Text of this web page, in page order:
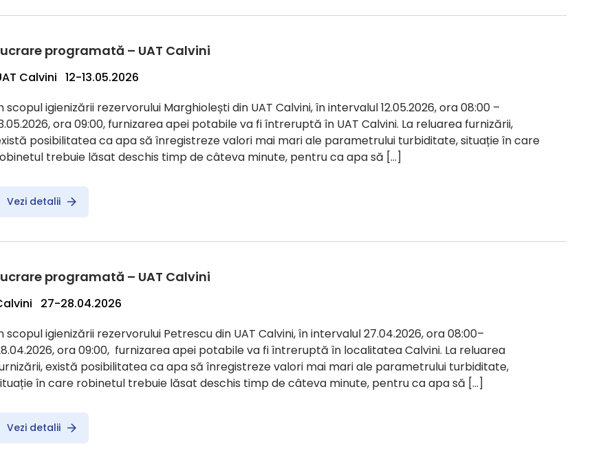
programată – UAT Calvini
Calvini 12-13.05.2026
scopul igienizării rezervorului Marghiolești din UAT Calvini, în intervalul 12.05.2026, ora 08:00 –
ora 09:00, furnizarea apei potabile va fi întreruptă în UAT Calvini. La reluarea furnizării,
posibilitatea ca apa să înregistreze valori mai mari ale parametrului turbiditate, situație în care
trebuie lăsat deschis timp de câteva minute, pentru ca apa să […]
Vezi detalii
programată – UAT Calvini
27-28.04.2026
scopul igienizării rezervorului Petrescu din UAT Calvini, în intervalul 27.04.2026, ora 08:00–
ora 09:00, furnizarea apei potabile va fi întreruptă în localitatea Calvini. La reluarea
există posibilitatea ca apa să înregistreze valori mai mari ale parametrului turbiditate,
în care robinetul trebuie lăsat deschis timp de câteva minute, pentru ca apa să […]
Vezi detalii